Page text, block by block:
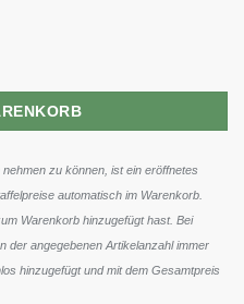
Menge
zu können, ist ein eröffnetes
automatisch im Warenkorb.
Warenkorb hinzugefügt hast. Bei
der angegebenen Artikelanzahl immer
hinzugefügt und mit dem Gesamtpreis